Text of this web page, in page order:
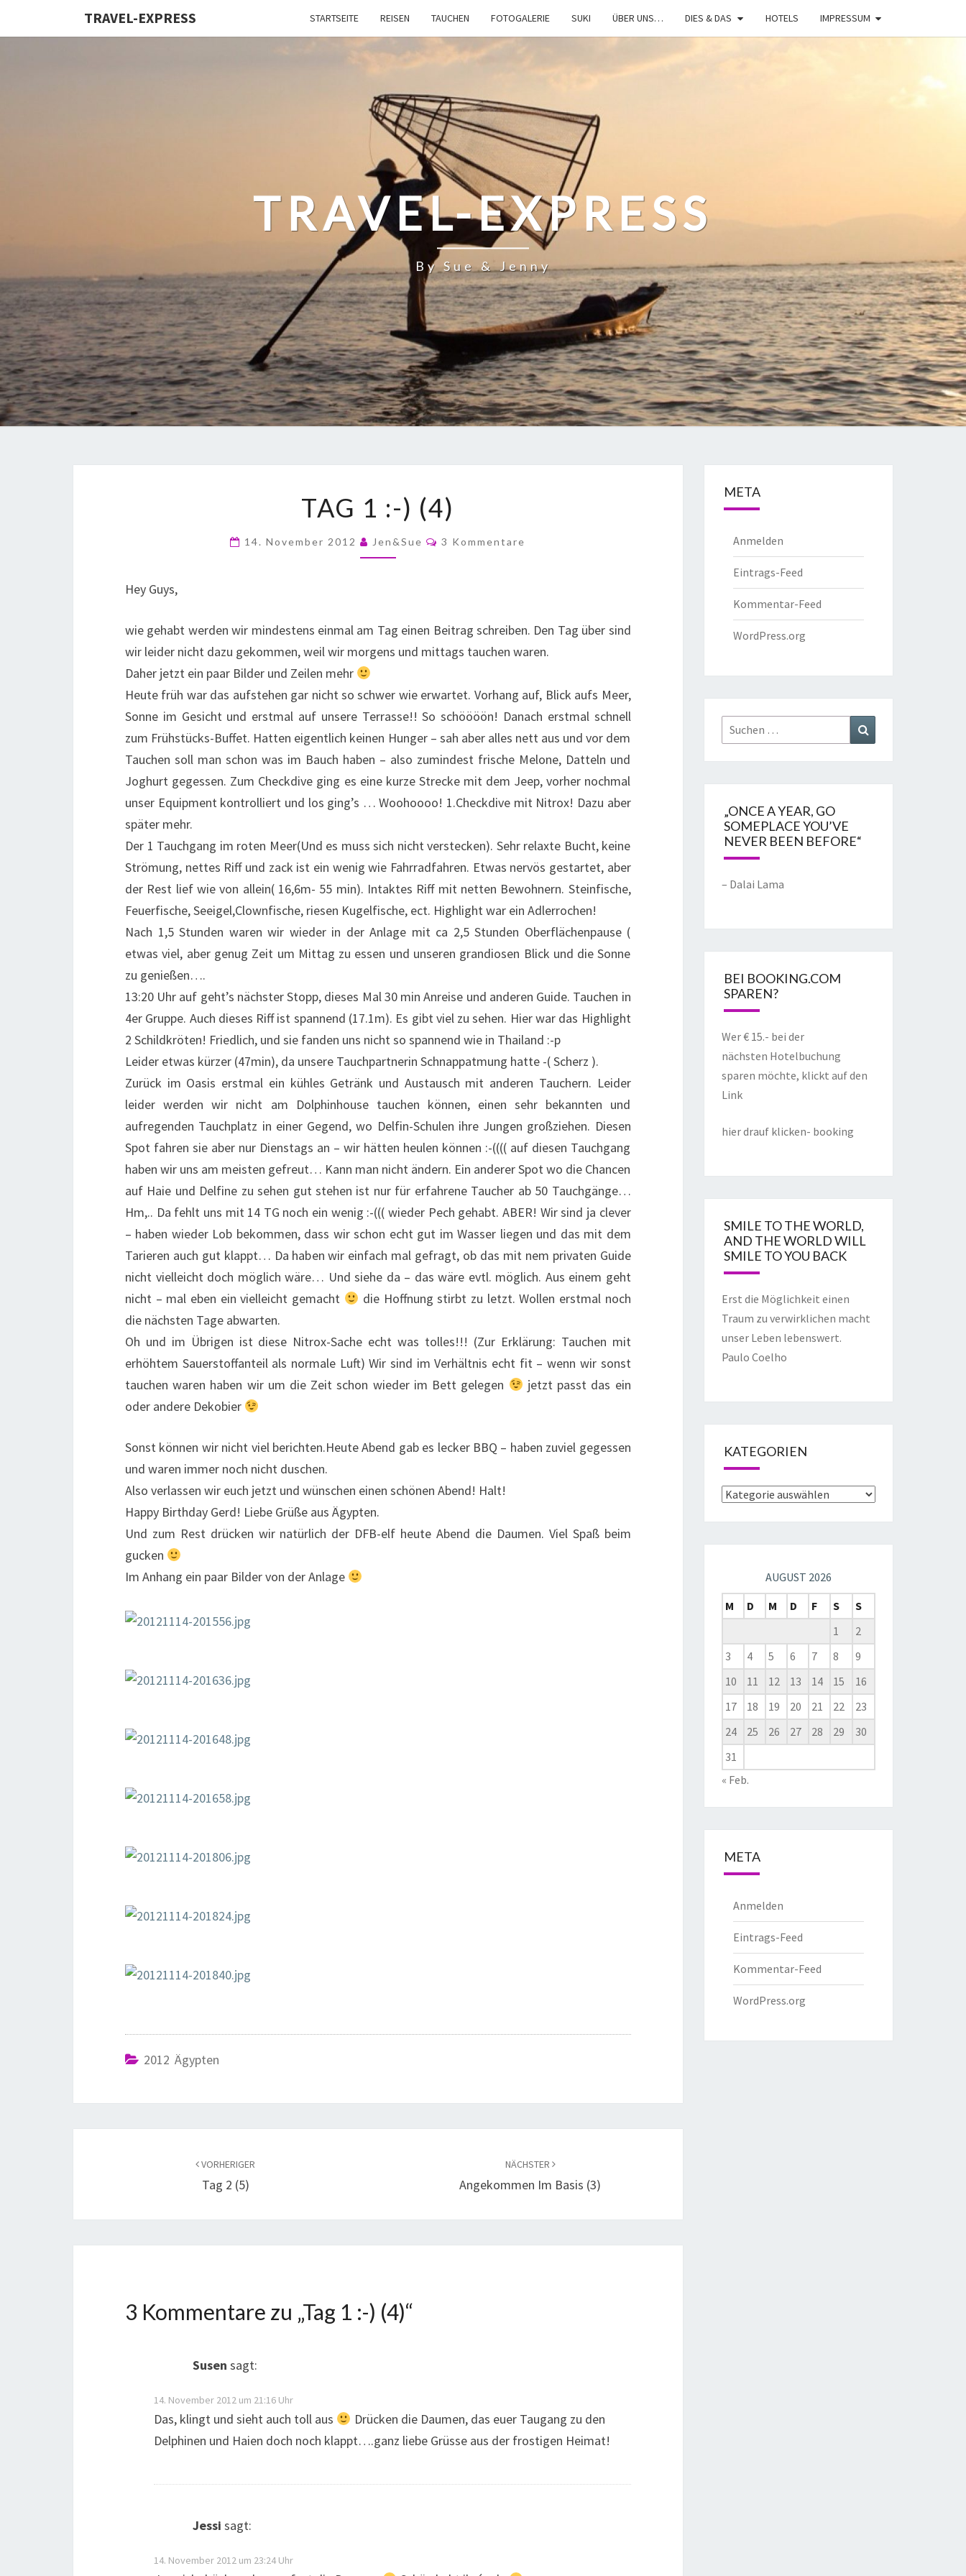
TRAVEL-EXPRESS STARTSEITE REISEN TAUCHEN FOTOGALERIE SUKI ÜBER UNS… DIES & DAS HOTELS IMPRESSUM
TRAVEL-EXPRESS
By Sue & Jenny
TAG 1 :-) (4)
14. November 2012 Jen&Sue 3 Kommentare
Hey Guys,
wie gehabt werden wir mindestens einmal am Tag einen Beitrag schreiben. Den Tag über sind
wir leider nicht dazu gekommen, weil wir morgens und mittags tauchen waren.
Daher jetzt ein paar Bilder und Zeilen mehr
Heute früh war das aufstehen gar nicht so schwer wie erwartet. Vorhang auf, Blick aufs Meer,
Sonne im Gesicht und erstmal auf unsere Terrasse!! So schöööön! Danach erstmal schnell
zum Frühstücks-Buffet. Hatten eigentlich keinen Hunger – sah aber alles nett aus und vor dem
Tauchen soll man schon was im Bauch haben – also zumindest frische Melone, Datteln und
Joghurt gegessen. Zum Checkdive ging es eine kurze Strecke mit dem Jeep, vorher nochmal
unser Equipment kontrolliert und los ging’s … Woohoooo! 1.Checkdive mit Nitrox! Dazu aber
später mehr.
Der 1 Tauchgang im roten Meer(Und es muss sich nicht verstecken). Sehr relaxte Bucht, keine
Strömung, nettes Riff und zack ist ein wenig wie Fahrradfahren. Etwas nervös gestartet, aber
der Rest lief wie von allein( 16,6m- 55 min). Intaktes Riff mit netten Bewohnern. Steinfische,
Feuerfische, Seeigel,Clownfische, riesen Kugelfische, ect. Highlight war ein Adlerrochen!
Nach 1,5 Stunden waren wir wieder in der Anlage mit ca 2,5 Stunden Oberflächenpause (
etwas viel, aber genug Zeit um Mittag zu essen und unseren grandiosen Blick und die Sonne
zu genießen….
13:20 Uhr auf geht’s nächster Stopp, dieses Mal 30 min Anreise und anderen Guide. Tauchen in
4er Gruppe. Auch dieses Riff ist spannend (17.1m). Es gibt viel zu sehen. Hier war das Highlight
2 Schildkröten! Friedlich, und sie fanden uns nicht so spannend wie in Thailand :-p
Leider etwas kürzer (47min), da unsere Tauchpartnerin Schnappatmung hatte -( Scherz ).
Zurück im Oasis erstmal ein kühles Getränk und Austausch mit anderen Tauchern. Leider
leider werden wir nicht am Dolphinhouse tauchen können, einen sehr bekannten und
aufregenden Tauchplatz in einer Gegend, wo Delfin-Schulen ihre Jungen großziehen. Diesen
Spot fahren sie aber nur Dienstags an – wir hätten heulen können :-(((( auf diesen Tauchgang
haben wir uns am meisten gefreut… Kann man nicht ändern. Ein anderer Spot wo die Chancen
auf Haie und Delfine zu sehen gut stehen ist nur für erfahrene Taucher ab 50 Tauchgänge…
Hm,.. Da fehlt uns mit 14 TG noch ein wenig :-((( wieder Pech gehabt. ABER! Wir sind ja clever
– haben wieder Lob bekommen, dass wir schon echt gut im Wasser liegen und das mit dem
Tarieren auch gut klappt… Da haben wir einfach mal gefragt, ob das mit nem privaten Guide
nicht vielleicht doch möglich wäre… Und siehe da – das wäre evtl. möglich. Aus einem geht
nicht – mal eben ein vielleicht gemacht
die Hoffnung stirbt zu letzt. Wollen erstmal noch
die nächsten Tage abwarten.
Oh und im Übrigen ist diese Nitrox-Sache echt was tolles!!! (Zur Erklärung: Tauchen mit
erhöhtem Sauerstoffanteil als normale Luft) Wir sind im Verhältnis echt fit – wenn wir sonst
tauchen waren haben wir um die Zeit schon wieder im Bett gelegen
jetzt passt das ein
oder andere Dekobier
Sonst können wir nicht viel berichten.Heute Abend gab es lecker BBQ – haben zuviel gegessen
und waren immer noch nicht duschen.
Also verlassen wir euch jetzt und wünschen einen schönen Abend! Halt!
Happy Birthday Gerd! Liebe Grüße aus Ägypten.
Und zum Rest drücken wir natürlich der DFB-elf heute Abend die Daumen. Viel Spaß beim
gucken
Im Anhang ein paar Bilder von der Anlage
2012 Ägypten
VORHERIGER
Tag 2 (5)
NÄCHSTER
Angekommen Im Basis (3)
3 Kommentare zu „Tag 1 :-) (4)“
Susen sagt:
14. November 2012 um 21:16 Uhr
Das, klingt und sieht auch toll aus
Drücken die Daumen, das euer Taugang zu den
Delphinen und Haien doch noch klappt….ganz liebe Grüsse aus der frostigen Heimat!
Jessi sagt:
14. November 2012 um 23:24 Uhr
META
Anmelden
Eintrags-Feed
Kommentar-Feed
WordPress.org
„ONCE A YEAR, GO
SOMEPLACE YOU’VE
NEVER BEEN BEFORE“
– Dalai Lama
BEI BOOKING.COM
SPAREN?
Wer € 15.- bei der
nächsten Hotelbuchung
sparen möchte, klickt auf den
Link
hier drauf klicken- booking
SMILE TO THE WORLD,
AND THE WORLD WILL
SMILE TO YOU BACK
Erst die Möglichkeit einen
Traum zu verwirklichen macht
unser Leben lebenswert.
Paulo Coelho
KATEGORIEN
AUGUST 2026
M
D M D F S
S
1
2
3
4 5 6 7 8
9
10
11 12 13 14 15
16
17
18 19 20 21 22
23
24
25 26 27 28 29
30
31
« Feb.
META
Anmelden
Eintrags-Feed
Kommentar-Feed
WordPress.org